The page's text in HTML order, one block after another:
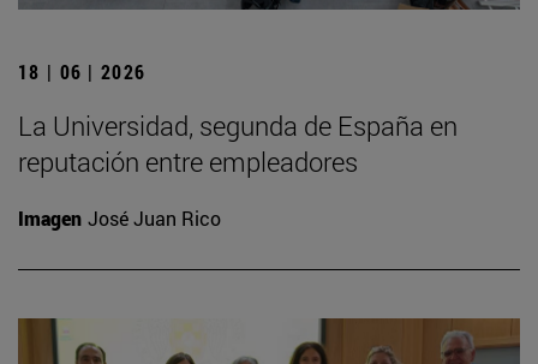
18 | 06 | 2026
La Universidad, segunda de España en
reputación entre empleadores
Imagen José Juan Rico